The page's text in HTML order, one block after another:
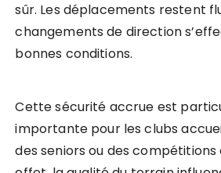
sûr. Les déplacements restent
changements de direction
bonnes conditions.
Cette sécurité accrue est
importante pour les clubs
des seniors ou des compétitions